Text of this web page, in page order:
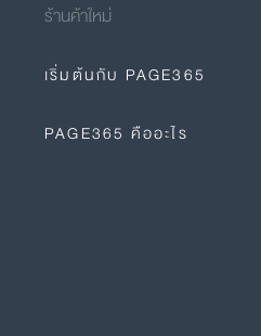
ร้านค้าใหม่
เริ่มต้นกับ PAGE365
PAGE365 คืออะไร